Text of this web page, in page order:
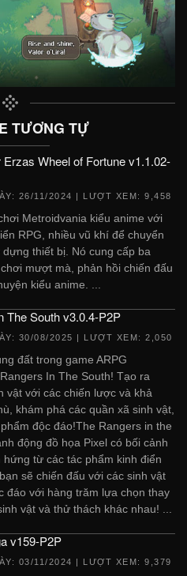
TƯƠNG TỰ
Erzas Wheel of Fortune v1.1.02-
26/11/2024 | LƯỢT XEM: 9,458
Metroidvania kiểu anime với
RPG, nhiều vũ khí để chuyển
thiết bị. Nó cung cấp ba
mượt mà, phản hồi chiến đấu
kiểu anime. ...
The South v3.0.4-P2P
30/08/2025 | LƯỢT XEM: 2,050
đất trong game ARPG
In The South! Tạo ra
vật với các chiến lược và khả
khám phá các quần xã sinh vật,
độc đáo!The Rangers in the
động đồ họa Pixel có bối cảnh
từ các tác phẩm kinh điển
sẽ chiến đấu với các sinh vật
đáo với hàng trăm lựa chọn thay
vật và thử thách khác nhau! ...
v159-P2P
03/11/2024 | LƯỢT XEM: 9,379